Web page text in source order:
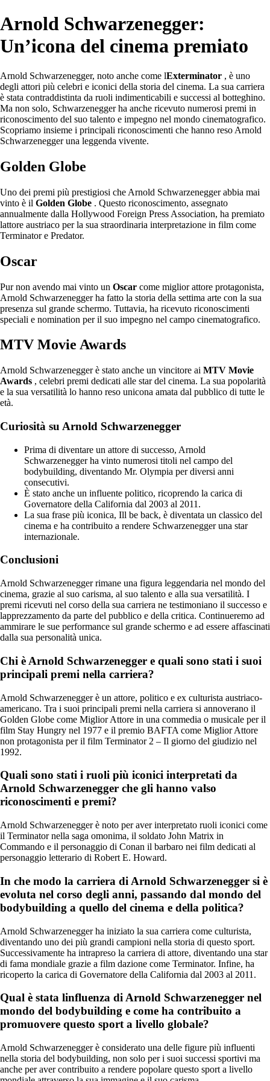
Arnold Schwarzenegger:
Un’icona del cinema premiato
Arnold Schwarzenegger, noto anche come lExterminator , è uno
degli attori più celebri e iconici della storia del cinema. La sua carriera
è stata contraddistinta da ruoli indimenticabili e successi al botteghino.
Ma non solo, Schwarzenegger ha anche ricevuto numerosi premi in
riconoscimento del suo talento e impegno nel mondo cinematografico.
Scopriamo insieme i principali riconoscimenti che hanno reso Arnold
Schwarzenegger una leggenda vivente.
Golden Globe
Uno dei premi più prestigiosi che Arnold Schwarzenegger abbia mai
vinto è il Golden Globe . Questo riconoscimento, assegnato
annualmente dalla Hollywood Foreign Press Association, ha premiato
lattore austriaco per la sua straordinaria interpretazione in film come
Terminator e Predator.
Oscar
Pur non avendo mai vinto un Oscar come miglior attore protagonista,
Arnold Schwarzenegger ha fatto la storia della settima arte con la sua
presenza sul grande schermo. Tuttavia, ha ricevuto riconoscimenti
speciali e nomination per il suo impegno nel campo cinematografico.
MTV Movie Awards
Arnold Schwarzenegger è stato anche un vincitore ai MTV Movie
Awards , celebri premi dedicati alle star del cinema. La sua popolarità
e la sua versatilità lo hanno reso unicona amata dal pubblico di tutte le
età.
Curiosità su Arnold Schwarzenegger
Prima di diventare un attore di successo, Arnold
Schwarzenegger ha vinto numerosi titoli nel campo del
bodybuilding, diventando Mr. Olympia per diversi anni
consecutivi.
È stato anche un influente politico, ricoprendo la carica di
Governatore della California dal 2003 al 2011.
La sua frase più iconica, Ill be back, è diventata un classico del
cinema e ha contribuito a rendere Schwarzenegger una star
internazionale.
Conclusioni
Arnold Schwarzenegger rimane una figura leggendaria nel mondo del
cinema, grazie al suo carisma, al suo talento e alla sua versatilità. I
premi ricevuti nel corso della sua carriera ne testimoniano il successo e
lapprezzamento da parte del pubblico e della critica. Continueremo ad
ammirare le sue performance sul grande schermo e ad essere affascinati
dalla sua personalità unica.
Chi è Arnold Schwarzenegger e quali sono stati i suoi
principali premi nella carriera?
Arnold Schwarzenegger è un attore, politico e ex culturista austriaco-
americano. Tra i suoi principali premi nella carriera si annoverano il
Golden Globe come Miglior Attore in una commedia o musicale per il
film Stay Hungry nel 1977 e il premio BAFTA come Miglior Attore
non protagonista per il film Terminator 2 – Il giorno del giudizio nel
1992.
Quali sono stati i ruoli più iconici interpretati da
Arnold Schwarzenegger che gli hanno valso
riconoscimenti e premi?
Arnold Schwarzenegger è noto per aver interpretato ruoli iconici come
il Terminator nella saga omonima, il soldato John Matrix in
Commando e il personaggio di Conan il barbaro nei film dedicati al
personaggio letterario di Robert E. Howard.
In che modo la carriera di Arnold Schwarzenegger si è
evoluta nel corso degli anni, passando dal mondo del
bodybuilding a quello del cinema e della politica?
Arnold Schwarzenegger ha iniziato la sua carriera come culturista,
diventando uno dei più grandi campioni nella storia di questo sport.
Successivamente ha intrapreso la carriera di attore, diventando una star
di fama mondiale grazie a film dazione come Terminator. Infine, ha
ricoperto la carica di Governatore della California dal 2003 al 2011.
Qual è stata linfluenza di Arnold Schwarzenegger nel
mondo del bodybuilding e come ha contribuito a
promuovere questo sport a livello globale?
Arnold Schwarzenegger è considerato una delle figure più influenti
nella storia del bodybuilding, non solo per i suoi successi sportivi ma
anche per aver contribuito a rendere popolare questo sport a livello